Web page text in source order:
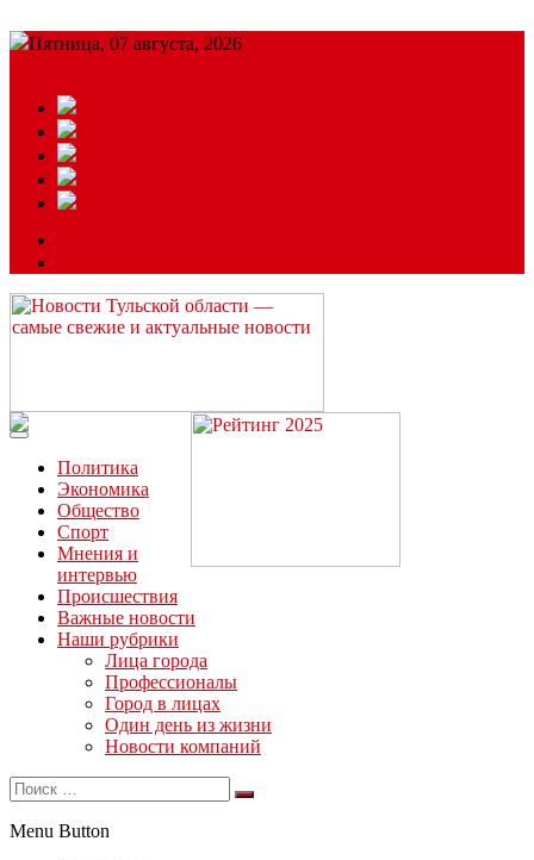
Пятница, 07 августа, 2026
Читайте последние новости дня в Тульской области на сайте
“ЗаНовомосковск”
Политика
Экономика
Общество
Спорт
Мнения и
интервью
Происшествия
Важные новости
Наши рубрики
Лица города
Профессионалы
Город в лицах
Один день из жизни
Новости компаний
Menu Button